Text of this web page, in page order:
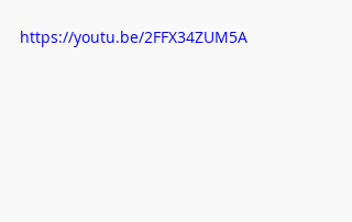
https://youtu.be/2FFX34ZUM5A